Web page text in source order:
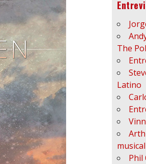
The
Latino
musical
Phil